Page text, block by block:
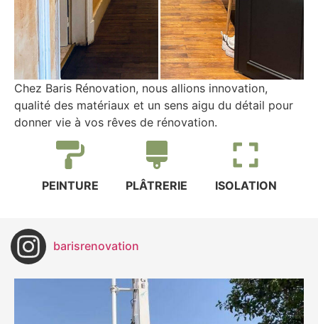
Chez Baris Rénovation, nous allions innovation,
qualité des matériaux et un sens aigu du détail pour
donner vie à vos rêves de rénovation.
PEINTURE PLÂTRERIE ISOLATION
barisrenovation